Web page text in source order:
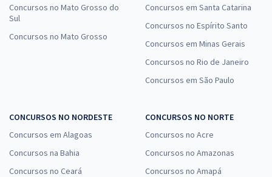
Concursos no Mato Grosso do
Sul
Concursos no Mato Grosso
Concursos em Santa Catarina
Concursos no Espírito Santo
Concursos em Minas Gerais
Concursos no Rio de Janeiro
Concursos em São Paulo
CONCURSOS NO NORDESTE
Concursos em Alagoas
Concursos na Bahia
Concursos no Ceará
CONCURSOS NO NORTE
Concursos no Acre
Concursos no Amazonas
Concursos no Amapá